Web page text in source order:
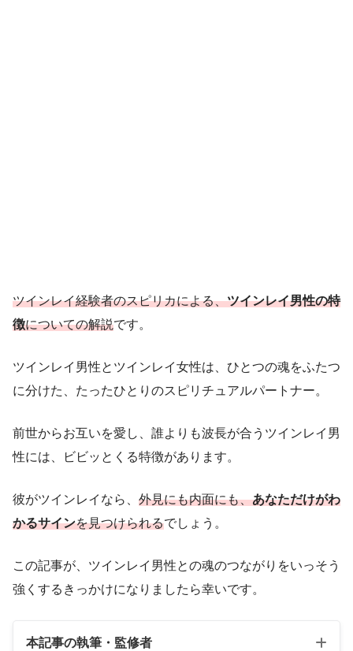
ツインレイ経験者のスピリカによる、ツインレイ男性の特
徴についての解説です。
ツインレイ男性とツインレイ女性は、ひとつの魂をふたつ
に分けた、たったひとりのスピリチュアルパートナー。
前世からお互いを愛し、誰よりも波長が合うツインレイ男
性には、ビビッとくる特徴があります。
彼がツインレイなら、 外見にも内面にも、あなただけがわ
かるサインを見つけられるでしょう。
この記事が、ツインレイ男性との魂のつながりをいっそう
強くするきっかけになりましたら幸いです。
本記事の執筆・監修者